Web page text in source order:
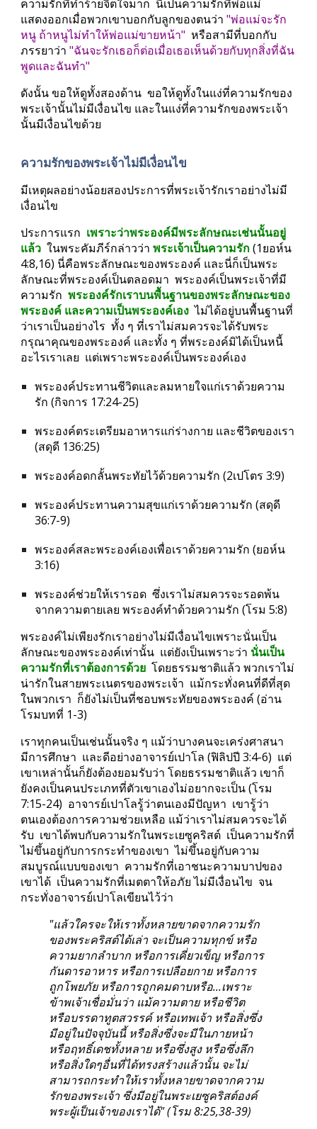
ความรักที่ทำร้ายจิตใจมาก  นี่เป็นความรักที่พ่อแม่
แสดงออกเมื่อพวกเขาบอกกับลูกของตนว่า "พ่อแม่จะรัก
หนู ถ้าหนูไม่ทำให้พ่อแม่ขายหน้า"
  หรือสามีที่บอกกับ
ภรรยาว่า "ฉันจะรักเธอก็ต่อเมื่อเธอเห็นด้วยกับทุกสิ่งที่ฉัน
พูดและฉันทำ"
ดังนั้น ขอให้ดูทั้งสองด้าน  ขอให้ดูทั้งในแง่ที่ความรักของ
พระเจ้านั้นไม่มีเงื่อนไข และในแง่ที่ความรักของพระเจ้า
นั้นมีเงื่อนไขด้วย
ความรักของพระเจ้าไม่มีเงื่อนไข
มีเหตุผลอย่างน้อยสองประการที่พระเจ้ารักเราอย่างไม่มี
เงื่อนไข
ประการแรก เพราะว่าพระองค์มีพระลักษณะเช่นนั้นอยู่
แล้ว ในพระคัมภีร์กล่าวว่า พระเจ้าเป็นความรัก (1ยอห์น
4:8,16) นี่คือพระลักษณะของพระองค์ และนี่ก็เป็นพระ
ลักษณะที่พระองค์เป็นตลอดมา  พระองค์เป็นพระเจ้าที่มี
ความรัก พระองค์รักเราบนพื้นฐานของพระลักษณะของ
พระองค์ และความเป็นพระองค์เอง
  ไม่ได้อยู่บนพื้นฐานที่
ว่าเราเป็นอย่างไร  ทั้ง ๆ ที่เราไม่สมควรจะได้รับพระ
กรุณาคุณของพระองค์ และทั้ง ๆ ที่พระองค์มิได้เป็นหนี้
อะไรเราเลย  แต่เพราะพระองค์เป็นพระองค์เอง
พระองค์ประทานชีวิตและลมหายใจแก่เราด้วยความ
รัก (กิจการ 17:24-25)
พระองค์ตระเตรียมอาหารแก่ร่างกาย และชีวิตของเรา
(สดุดี 136:25)
พระองค์อดกลั้นพระทัยไว้ด้วยความรัก (2เปโตร 3:9)
พระองค์ประทานความสุขแก่เราด้วยความรัก (สดุดี
36:7-9)
พระองค์สละพระองค์เองเพื่อเราด้วยความรัก (ยอห์น
3:16)
พระองค์ช่วยให้เรารอด  ซึ่งเราไม่สมควรจะรอดพ้น
จากความตายเลย พระองค์ทำด้วยความรัก (โรม 5:8)
พระองค์ไม่เพียงรักเราอย่างไม่มีเงื่อนไขเพราะนั่นเป็น
ลักษณะของพระองค์เท่านั้น  แต่ยังเป็นเพราะว่า นั่นเป็น
ความรักที่เราต้องการด้วย
  โดยธรรมชาติแล้ว พวกเราไม่
น่ารักในสายพระเนตรของพระเจ้า  แม้กระทั่งคนที่ดีที่สุด
ในพวกเรา  ก็ยังไม่เป็นที่ชอบพระทัยของพระองค์ (อ่าน
โรมบทที่ 1-3)
เราทุกคนเป็นเช่นนั้นจริง ๆ แม้ว่าบางคนจะเคร่งศาสนา
มีการศึกษา  และดีอย่างอาจารย์เปาโล (ฟิลิปปี 3:4-6)  แต่
เขาเหล่านั้นก็ยังต้องยอมรับว่า โดยธรรมชาติแล้ว เขาก็
ยังคงเป็นคนประเภทที่ตัวเขาเองไม่อยากจะเป็น (โรม
7:15-24)  อาจารย์เปาโลรู้ว่าตนเองมีปัญหา  เขารู้ว่า
ตนเองต้องการความช่วยเหลือ แม้ว่าเราไม่สมควรจะได้
รับ  เขาได้พบกับความรักในพระเยซูคริสต์  เป็นความรักที่
ไม่ขึ้นอยู่กับการกระทำของเขา  ไม่ขึ้นอยู่กับความ
สมบูรณ์แบบของเขา  ความรักที่เอาชนะความบาปของ
เขาได้  เป็นความรักที่เมตตาให้อภัย ไม่มีเงื่อนไข  จน
กระทั่งอาจารย์เปาโลเขียนไว้ว่า
"แล้วใครจะให้เราทั้งหลายขาดจากความรัก
ของพระคริสต์ได้เล่า จะเป็นความทุกข์ หรือ
ความยากลำบาก หรือการเคี่ยวเข็ญ หรือการ
กันดารอาหาร หรือการเปลือยกาย หรือการ
ถูกโพยภัย หรือการถูกคมดาบหรือ...เพราะ
ข้าพเจ้าเชื่อมั่นว่า แม้ความตาย หรือชีวิต
หรือบรรดาทูตสวรรค์ หรือเทพเจ้า หรือสิ่งซึ่ง
มีอยู่ในปัจจุบันนี้ หรือสิ่งซึ่งจะมีในภายหน้า
หรือฤทธิ์เดชทั้งหลาย หรือซึ่งสูง หรือซึ่งลึก
หรือสิ่งใดๆอื่นที่ได้ทรงสร้างแล้วนั้น จะไม่
สามารถกระทำให้เราทั้งหลายขาดจากความ
รักของพระเจ้า ซึ่งมีอยู่ในพระเยซูคริสต์องค์
พระผู้เป็นเจ้าของเราได้" (โรม 8:25,38-39)